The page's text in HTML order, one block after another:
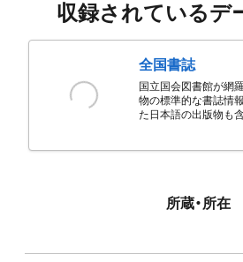
収録されているデ
全国書誌
国立国会図書館が網
物の標準的な書誌情
た日本語の出版物も含
所蔵・所在